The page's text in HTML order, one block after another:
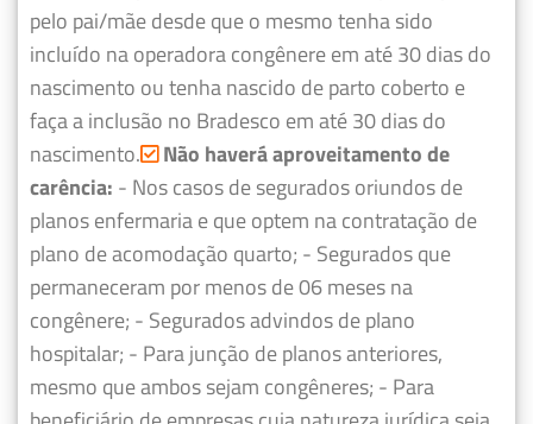
pelo pai/mãe desde que o mesmo tenha sido
incluído na operadora congênere em até 30 dias do
nascimento ou tenha nascido de parto coberto e
faça a inclusão no Bradesco em até 30 dias do
nascimento. Não haverá aproveitamento de
carência: - Nos casos de segurados oriundos de
planos enfermaria e que optem na contratação de
plano de acomodação quarto; - Segurados que
permaneceram por menos de 06 meses na
congênere; - Segurados advindos de plano
hospitalar; - Para junção de planos anteriores,
mesmo que ambos sejam congêneres; - Para